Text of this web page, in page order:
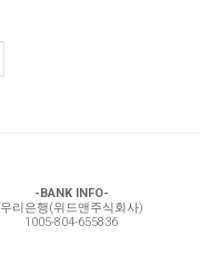
-BANK INFO-
우리은행(위드앤주식회사)
1005-804-655836